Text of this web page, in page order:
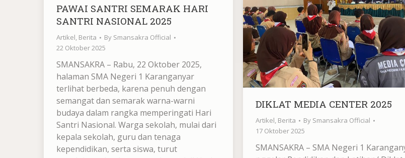
PAWAI SANTRI SEMARAK HARI
SANTRI NASIONAL 2025
Artikel, Berita By Smansakra Official
22 Oktober 2025
SMANSAKRA – Rabu, 22 Oktober 2025,
halaman SMA Negeri 1 Karanganyar
terlihat berbeda, karena penuh dengan
semangat dan semarak warna-warni
budaya dalam rangka memperingati Hari
Santri Nasional. Warga sekolah, mulai dari
kepala sekolah, guru dan tenaga
kependidikan, serta siswa, turut
DIKLAT MEDIA CENTER 2025
Artikel, Berita By Smansakra Official
17 Oktober 2025
SMANSAKRA – SMA Negeri 1